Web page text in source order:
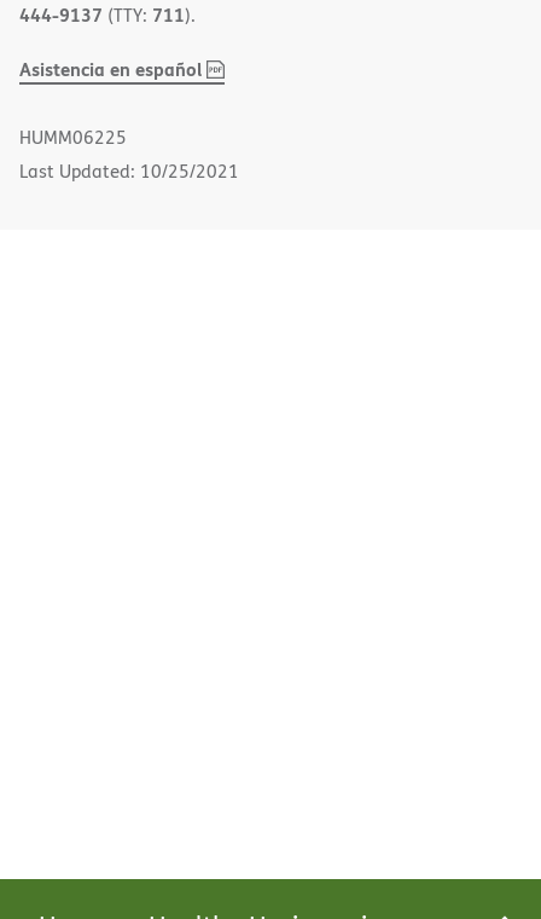
444-9137 (TTY: 711).
Asistencia en español,
(opens
HUMM06225
Last Updated: 10/25/2021